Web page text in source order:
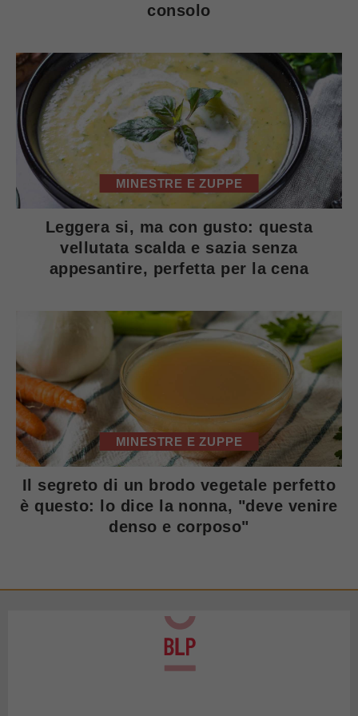
consolo
MINESTRE E ZUPPE
Leggera si, ma con gusto: questa
vellutata scalda e sazia senza
appesantire, perfetta per la cena
MINESTRE E ZUPPE
Il segreto di un brodo vegetale perfetto
è questo: lo dice la nonna, "deve venire
denso e corposo"